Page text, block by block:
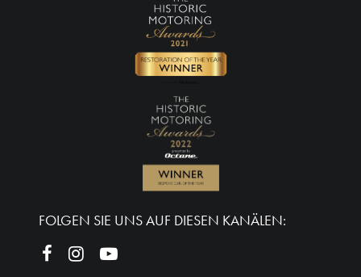
FOLGEN SIE UNS AUF DIESEN KANÄLEN: